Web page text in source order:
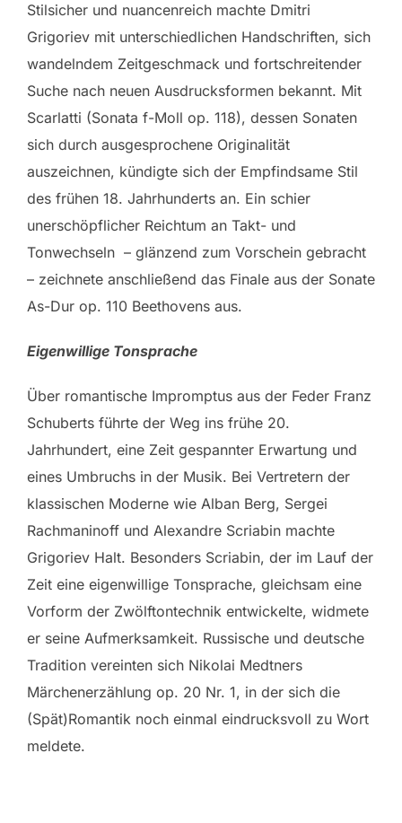
Stilsicher und nuancenreich machte Dmitri
Grigoriev mit unterschiedlichen Handschriften, sich
wandelndem Zeitgeschmack und fortschreitender
Suche nach neuen Ausdrucksformen bekannt. Mit
Scarlatti (Sonata f-Moll op. 118), dessen Sonaten
sich durch ausgesprochene Originalität
auszeichnen, kündigte sich der Empfindsame Stil
des frühen 18. Jahrhunderts an. Ein schier
unerschöpflicher Reichtum an Takt- und
Tonwechseln – glänzend zum Vorschein gebracht
– zeichnete anschließend das Finale aus der Sonate
As-Dur op. 110 Beethovens aus.
Eigenwillige Tonsprache
Über romantische Impromptus aus der Feder Franz
Schuberts führte der Weg ins frühe 20.
Jahrhundert, eine Zeit gespannter Erwartung und
eines Umbruchs in der Musik. Bei Vertretern der
klassischen Moderne wie Alban Berg, Sergei
Rachmaninoff und Alexandre Scriabin machte
Grigoriev Halt. Besonders Scriabin, der im Lauf der
Zeit eine eigenwillige Tonsprache, gleichsam eine
Vorform der Zwölftontechnik entwickelte, widmete
er seine Aufmerksamkeit. Russische und deutsche
Tradition vereinten sich Nikolai Medtners
Märchenerzählung op. 20 Nr. 1, in der sich die
(Spät)Romantik noch einmal eindrucksvoll zu Wort
meldete.